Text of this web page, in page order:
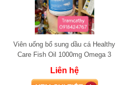
Viên uống bổ sung dầu cá Healthy
Care Fish Oil 1000mg Omega 3
Liên hệ